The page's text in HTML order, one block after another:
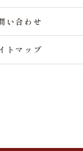
い合わせ
トマップ